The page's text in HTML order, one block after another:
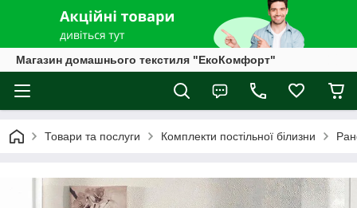
Магазин домашнього текстиля "ЕкоКомфорт"
Товари та послуги Комплекти постільної білизни